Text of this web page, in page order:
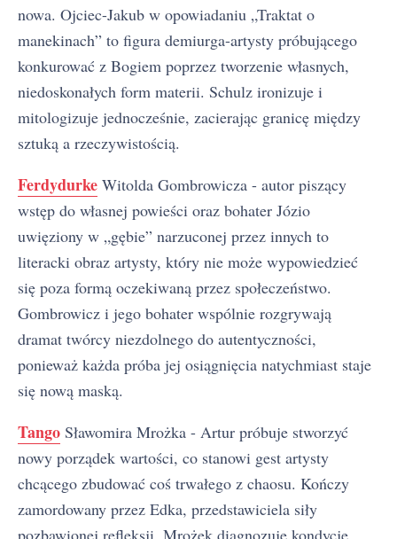
nowa. Ojciec-Jakub w opowiadaniu „Traktat o
manekinach” to figura demiurga-artysty próbującego
konkurować z Bogiem poprzez tworzenie własnych,
niedoskonałych form materii. Schulz ironizuje i
mitologizuje jednocześnie, zacierając granicę między
sztuką a rzeczywistością.
Ferdydurke Witolda Gombrowicza - autor piszący
wstęp do własnej powieści oraz bohater Józio
uwięziony w „gębie” narzuconej przez innych to
literacki obraz artysty, który nie może wypowiedzieć
się poza formą oczekiwaną przez społeczeństwo.
Gombrowicz i jego bohater wspólnie rozgrywają
dramat twórcy niezdolnego do autentyczności,
ponieważ każda próba jej osiągnięcia natychmiast staje
się nową maską.
Tango Sławomira Mrożka - Artur próbuje stworzyć
nowy porządek wartości, co stanowi gest artysty
chcącego zbudować coś trwałego z chaosu. Kończy
zamordowany przez Edka, przedstawiciela siły
pozbawionej refleksji. Mrożek diagnozuje kondycję